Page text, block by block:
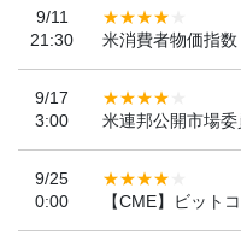
9/11
21:30
米消費者物価指
9/17
3:00
米連邦公開市場
9/25
0:00
【CME】ビット